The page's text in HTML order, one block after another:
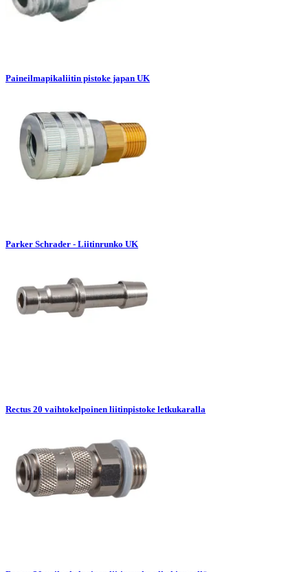
Paineilmapikaliitin pistoke japan UK
Parker Schrader - Liitinrunko UK
Rectus 20 vaihtokelpoinen liitinpistoke letkukaralla